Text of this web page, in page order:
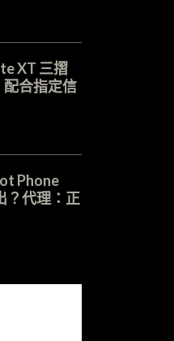
XT 三摺
合指定信
Phone
？代理：正